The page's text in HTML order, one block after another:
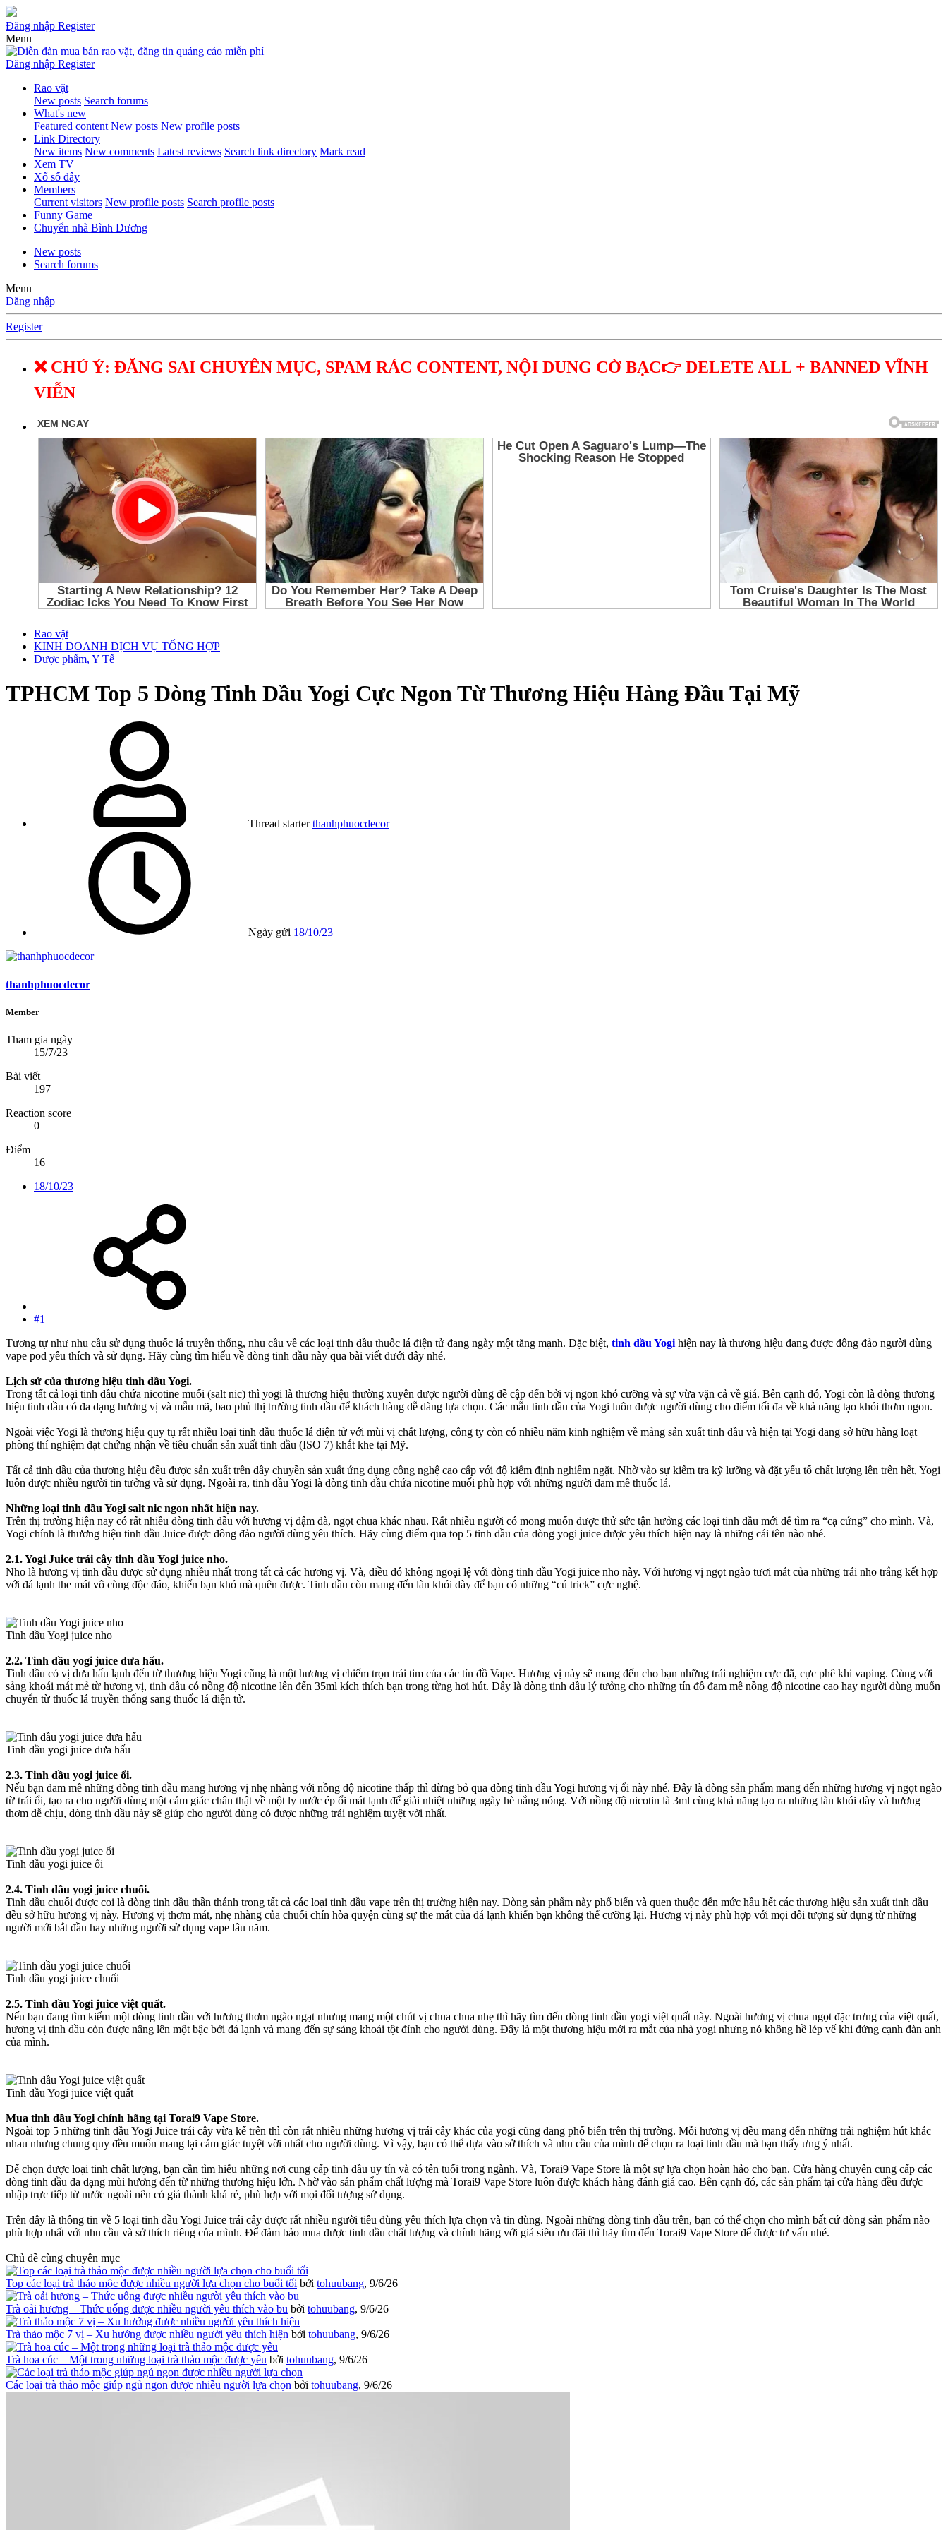
Đăng nhập Register
Menu
Đăng nhập Register
Rao vặt
New posts Search forums
What's new
Featured content New posts New profile posts
Link Directory
New items New comments Latest reviews Search link directory Mark read
Xem TV
Xổ số đây
Members
Current visitors New profile posts Search profile posts
Funny Game
Chuyển nhà Bình Dương
New posts
Search forums
Menu
Đăng nhập
Register
❌ CHÚ Ý: ĐĂNG SAI CHUYÊN MỤC, SPAM RÁC CONTENT, NỘI DUNG CỜ BẠC👉 DELETE ALL + BANNED VĨNH
VIỄN
Rao vặt
KINH DOANH DỊCH VỤ TỔNG HỢP
Dược phẩm, Y Tế
TPHCM Top 5 Dòng Tinh Dầu Yogi Cực Ngon Từ Thương Hiệu Hàng Đầu Tại Mỹ
Thread starter thanhphuocdecor
Ngày gửi 18/10/23
thanhphuocdecor
Member
Tham gia ngày
15/7/23
Bài viết
197
Reaction score
0
Điểm
16
18/10/23
#1
Tương tự như nhu cầu sử dụng thuốc lá truyền thống, nhu cầu về các loại tinh dầu thuốc lá điện tử đang ngày một tăng mạnh. Đặc biệt, tinh dầu Yogi hiện nay là thương hiệu đang được đông đảo người dùng
vape pod yêu thích và sử dụng. Hãy cùng tìm hiểu về dòng tinh dầu này qua bài viết dưới đây nhé.
Lịch sử của thương hiệu tinh dầu Yogi.
Trong tất cả loại tinh dầu chứa nicotine muối (salt nic) thì yogi là thương hiệu thường xuyên được người dùng đề cập đến bởi vị ngon khó cưỡng và sự vừa vặn cả về giá. Bên cạnh đó, Yogi còn là dòng thương
hiệu tinh dầu có đa dạng hương vị và mẫu mã, bao phủ thị trường tinh dầu để khách hàng dễ dàng lựa chọn. Các mẫu tinh dầu của Yogi luôn được người dùng cho điểm tối đa về khả năng tạo khói thơm ngon.
Ngoài việc Yogi là thương hiệu quy tụ rất nhiều loại tinh dầu thuốc lá điện tử với mùi vị chất lượng, công ty còn có nhiều năm kinh nghiệm về mảng sản xuất tinh dầu và hiện tại Yogi đang sở hữu hàng loạt
phòng thí nghiệm đạt chứng nhận về tiêu chuẩn sản xuất tinh dầu (ISO 7) khắt khe tại Mỹ.
Tất cả tinh dầu của thương hiệu đều được sản xuất trên dây chuyền sản xuất ứng dụng công nghệ cao cấp với độ kiểm định nghiêm ngặt. Nhờ vào sự kiểm tra kỹ lưỡng và đặt yếu tố chất lượng lên trên hết, Yogi
luôn được nhiều người tin tưởng và sử dụng. Ngoài ra, tinh dầu Yogi là dòng tinh dầu chứa nicotine muối phù hợp với những người đam mê thuốc lá.
Những loại tinh dầu Yogi salt nic ngon nhất hiện nay.
Trên thị trường hiện nay có rất nhiều dòng tinh dầu với hương vị đậm đà, ngọt chua khác nhau. Rất nhiều người có mong muốn được thử sức tận hưởng các loại tinh dầu mới để tìm ra “cạ cứng” cho mình. Và,
Yogi chính là thương hiệu tinh dầu Juice được đông đảo người dùng yêu thích. Hãy cùng điểm qua top 5 tinh dầu của dòng yogi juice được yêu thích hiện nay là những cái tên nào nhé.
2.1. Yogi Juice trái cây tinh dầu Yogi juice nho.
Nho là hương vị tinh dầu được sử dụng nhiều nhất trong tất cả các hương vị. Và, điều đó không ngoại lệ với dòng tinh dầu Yogi juice nho này. Với hương vị ngọt ngào tươi mát của những trái nho trắng kết hợp
với đá lạnh the mát vô cùng độc đáo, khiến bạn khó mà quên được. Tinh dầu còn mang đến làn khói dày để bạn có những “cú trick” cực nghệ.
Tinh dầu Yogi juice nho
2.2. Tinh dầu yogi juice dưa hấu.
Tinh dầu có vị dưa hấu lạnh đến từ thương hiệu Yogi cũng là một hương vị chiếm trọn trái tim của các tín đồ Vape. Hương vị này sẽ mang đến cho bạn những trải nghiệm cực đã, cực phê khi vaping. Cùng với
sảng khoái mát mẻ từ hương vị, tinh dầu có nồng độ nicotine lên đến 35ml kích thích bạn trong từng hơi hút. Đây là dòng tinh dầu lý tưởng cho những tín đồ đam mê nồng độ nicotine cao hay người dùng muốn
chuyển từ thuốc lá truyền thống sang thuốc lá điện tử.
Tinh dầu yogi juice dưa hấu
2.3. Tinh dầu yogi juice ổi.
Nếu bạn đam mê những dòng tinh dầu mang hương vị nhẹ nhàng với nồng độ nicotine thấp thì đừng bỏ qua dòng tinh dầu Yogi hương vị ổi này nhé. Đây là dòng sản phẩm mang đến những hương vị ngọt ngào
từ trái ổi, tạo ra cho người dùng một cảm giác chân thật về một ly nước ép ổi mát lạnh để giải nhiệt những ngày hè nắng nóng. Với nồng độ nicotin là 3ml cùng khả năng tạo ra những làn khói dày và hương
thơm dễ chịu, dòng tinh dầu này sẽ giúp cho người dùng có được những trải nghiệm tuyệt vời nhất.
Tinh dầu yogi juice ổi
2.4. Tinh dầu yogi juice chuối.
Tinh dầu chuối được coi là dòng tinh dầu thần thánh trong tất cả các loại tinh dầu vape trên thị trường hiện nay. Dòng sản phẩm này phổ biến và quen thuộc đến mức hầu hết các thương hiệu sản xuất tinh dầu
đều sở hữu hương vị này. Hương vị thơm mát, nhẹ nhàng của chuối chín hòa quyện cùng sự the mát của đá lạnh khiến bạn không thể cưỡng lại. Hương vị này phù hợp với mọi đối tượng sử dụng từ những
người mới bắt đầu hay những người sử dụng vape lâu năm.
Tinh dầu yogi juice chuối
2.5. Tinh dầu Yogi juice việt quất.
Nếu bạn đang tìm kiếm một dòng tinh dầu với hương thơm ngào ngạt nhưng mang một chút vị chua chua nhẹ thì hãy tìm đến dòng tinh dầu yogi việt quất này. Ngoài hương vị chua ngọt đặc trưng của việt quất,
hương vị tinh dầu còn được nâng lên một bậc bởi đá lạnh và mang đến sự sảng khoái tột đỉnh cho người dùng. Đây là một thương hiệu mới ra mắt của nhà yogi nhưng nó không hề lép vế khi đứng cạnh đàn anh
của mình.
Tinh dầu Yogi juice việt quất
Mua tinh dầu Yogi chính hãng tại Torai9 Vape Store.
Ngoài top 5 những tinh dầu Yogi Juice trái cây vừa kể trên thì còn rất nhiều những hương vị trái cây khác của yogi cũng đang phổ biến trên thị trường. Mỗi hương vị đều mang đến những trải nghiệm hút khác
nhau nhưng chung quy đều muốn mang lại cảm giác tuyệt vời nhất cho người dùng. Vì vậy, bạn có thể dựa vào sở thích và nhu cầu của mình để chọn ra loại tinh dầu mà bạn thấy ưng ý nhất.
Để chọn được loại tinh chất lượng, bạn cần tìm hiểu những nơi cung cấp tinh dầu uy tín và có tên tuổi trong ngành. Và, Torai9 Vape Store là một sự lựa chọn hoàn hảo cho bạn. Cửa hàng chuyên cung cấp các
dòng tinh dầu đa dạng mùi hương đến từ những thương hiệu lớn. Nhờ vào sản phẩm chất lượng mà Torai9 Vape Store luôn được khách hàng đánh giá cao. Bên cạnh đó, các sản phẩm tại cửa hàng đều được
nhập trực tiếp từ nước ngoài nên có giá thành khá rẻ, phù hợp với mọi đối tượng sử dụng.
Trên đây là thông tin về 5 loại tinh dầu Yogi Juice trái cây được rất nhiều người tiêu dùng yêu thích lựa chọn và tin dùng. Ngoài những dòng tinh dầu trên, bạn có thể chọn cho mình bất cứ dòng sản phẩm nào
phù hợp nhất với nhu cầu và sở thích riêng của mình. Để đảm bảo mua được tinh dầu chất lượng và chính hãng với giá siêu ưu đãi thì hãy tìm đến Torai9 Vape Store để được tư vấn nhé.
Chủ đề cùng chuyên mục
Top các loại trà thảo mộc được nhiều người lựa chọn cho buổi tối bởi tohuubang, 9/6/26
Trà oải hương – Thức uống được nhiều người yêu thích vào bu bởi tohuubang, 9/6/26
Trà thảo mộc 7 vị – Xu hướng được nhiều người yêu thích hiện bởi tohuubang, 9/6/26
Trà hoa cúc – Một trong những loại trà thảo mộc được yêu bởi tohuubang, 9/6/26
Các loại trà thảo mộc giúp ngủ ngon được nhiều người lựa chọn bởi tohuubang, 9/6/26